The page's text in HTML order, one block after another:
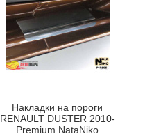
Накладки на пороги
RENAULT DUSTER 2010-
Premium NataNiko